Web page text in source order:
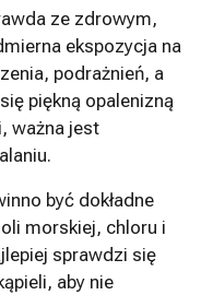
ze zdrowym,
ekspozycja na
podrażnień, a
piękną opalenizną
ważna jest
być dokładne
morskiej, chloru i
sprawdzi się
aby nie